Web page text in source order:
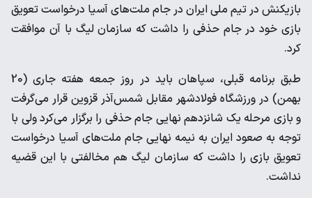
بازیکنش در تیم ملی ایران در جام ملت‌های آسیا درخواست تعویق
بازی خود در جام حذفی را داشت که سازمان لیگ با آن موافقت
کرد.
طبق برنامه قبلی، سپاهان باید در روز جمعه هفته جاری (20
بهمن) در ورزشگاه فولادشهر مقابل شمس‌آذر قزوین قرار می‌گرفت
و بازی مرحله یک شانزدهم نهایی جام حذفی را برگزار می‌کرد ولی با
توجه به صعود ایران به نیمه نهایی جام ملت‌های آسیا درخواست
تعویق بازی را داشت که سازمان لیگ هم مخالفتی با این قضیه
نداشت.